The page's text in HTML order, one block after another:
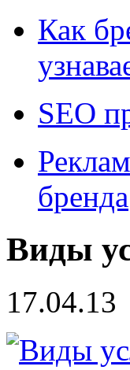
Как
SEO
бренда
Виды
17.04.13